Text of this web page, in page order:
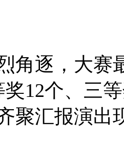
逐，大赛
12个、三
聚汇报演出